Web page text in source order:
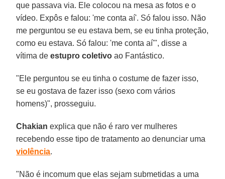
que passava via. Ele colocou na mesa as fotos e o
vídeo. Expôs e falou: 'me conta aí'. Só falou isso. Não
me perguntou se eu estava bem, se eu tinha proteção,
como eu estava. Só falou: 'me conta aí'", disse a
vítima deestupro coletivoao Fantástico.
"Ele perguntou se eu tinha o costume de fazer isso,
se eu gostava de fazer isso (sexo com vários
homens)", prosseguiu.
Chakian explica que não é raro ver mulheres
recebendo esse tipo de tratamento ao denunciar uma
violência.
"Não é incomum que elas sejam submetidas a uma